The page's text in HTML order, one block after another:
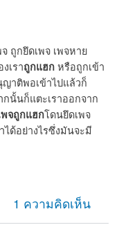
ถูกยึดเพจ เพจหาย
เราถูกแฮก หรือถูกเข้า
าติพอเข้าไปแล้วก็
กนั้นก็แตะเราออกจาก
พจถูกแฮกโดนยึดเพจ
ได้อย่างไรซึ่งมันจะมี
แตะออกจากแอดมิน
เพจ จะกู้คืนได้หรือไม่
1 ความคิดเห็น